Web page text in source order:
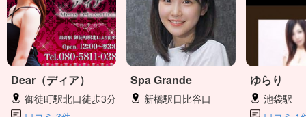
Dear（ディア）
御徒町駅北口徒歩3分
Spa Grande
新橋駅日比谷口
ゆらり
池袋駅